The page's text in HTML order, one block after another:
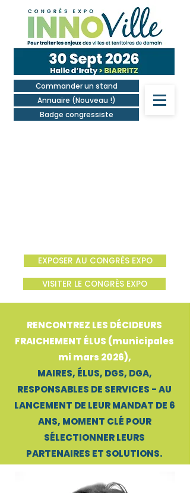
Annuaire (Nouveau !)
Commander un stand
Badge congressiste
EXPOSER AU CONGRÈS EXPO
VISITER LE CONGRÈS EXPO
RENCONTREZ LES DÉCIDEURS
FRAICHEMENT ÉLUS (municipales
mi mars 2026),
MAIRES, ÉLUS, DGS, DGA,
RESPONSABLES DE SERVICES - AU
LANCEMENT DE LEUR MANDAT DE 6
ANS, MOMENT CLÉ POUR
SÉLECTIONNER LEURS
PARTENAIRES ET SOLUTIONS.